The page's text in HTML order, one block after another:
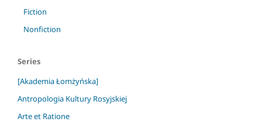
Fiction
Nonfiction
Series
[Akademia Łomżyńska]
Antropologia Kultury Rosyjskiej
Arte et Ratione